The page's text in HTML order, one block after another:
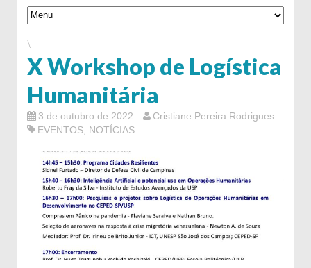
\
X Workshop de Logística
Humanitária
3 de outubro de 2022
Cristiane Pereira Rodrigues
EVENTOS NOTÍCIAS